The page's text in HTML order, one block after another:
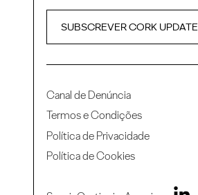
SUBSCREVER CORK UPDATE
Canal de Denúncia
Termos e Condições
Política de Privacidade
Política de Cookies